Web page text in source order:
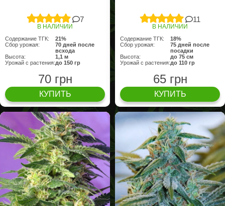
7
В НАЛИЧИИ
Содержание ТГК:
21%
Сбор урожая:
70 дней после
всхода
Высота:
1,1 м
Урожай с растения:до 150 гр
70 грн
КУПИТЬ
11
В НАЛИЧИИ
Содержание ТГК:
18%
Сбор урожая:
75 дней после
посадки
Высота:
до 75 см
Урожай с растения:до 110 гр
65 грн
КУПИТЬ